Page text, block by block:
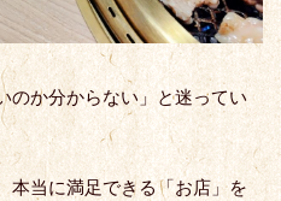
のか分からない」と迷ってい
本当に満足できる「お店」を